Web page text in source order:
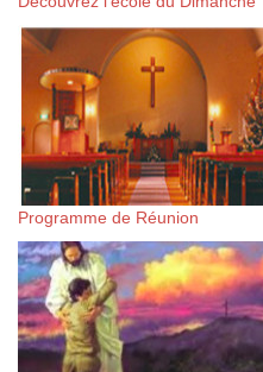
Programme de Réunion